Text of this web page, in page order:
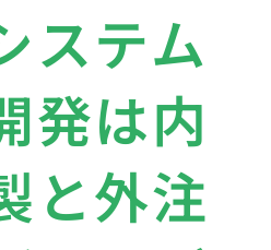
ステム
発は内
と外注